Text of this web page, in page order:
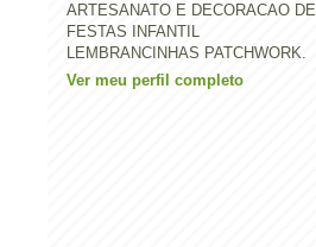
ARTESANATO E DECORACAO DE
FESTAS INFANTIL
LEMBRANCINHAS PATCHWORK.
Ver meu perfil completo